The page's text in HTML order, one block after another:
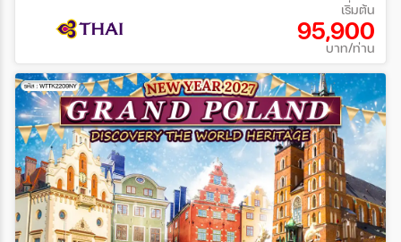
เริ่มต้น
95,900
บาท/ท่าน